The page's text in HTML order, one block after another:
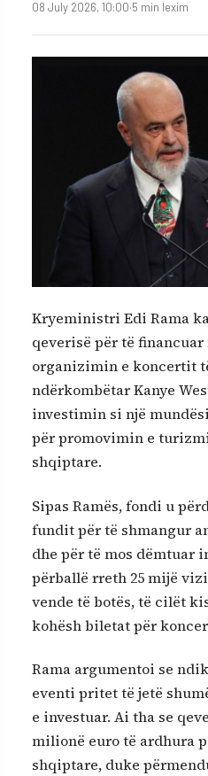
08 July 2026, 10:00·5 min lexim
Kryeministri Edi Rama
qeverisë për të
organizimin e koncertit
ndërkombëtar Kanye
investimin si një
për promovimin e
shqiptare.
Sipas Ramës, fondi u
fundit për të shmangur
dhe për të mos dëmtuar
përballë rreth 25 mijë
vende të botës, të cilët
kohësh biletat për
Rama argumentoi se
eventi pritet të jetë
e investuar. Ai tha se
milionë euro të ardhura
shqiptare, duke